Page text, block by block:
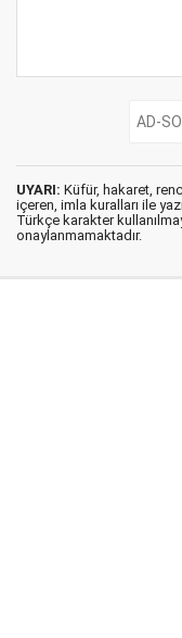
UYARI: Küfür, hakaret,
içeren, imla kuralları ile
Türkçe karakter
onaylanmamaktadır.